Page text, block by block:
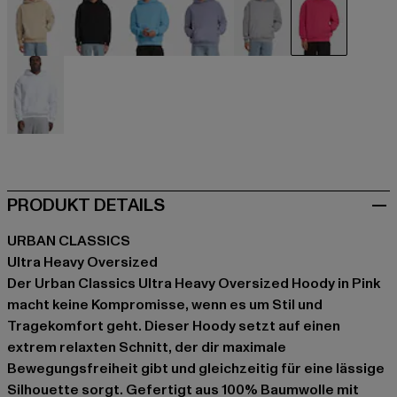
beige
PRODUKT DETAILS
URBAN CLASSICS
Ultra Heavy Oversized
Der Urban Classics Ultra Heavy Oversized Hoody in Pink
macht keine Kompromisse, wenn es um Stil und
Tragekomfort geht. Dieser Hoody setzt auf einen
extrem relaxten Schnitt, der dir maximale
Bewegungsfreiheit gibt und gleichzeitig für eine lässige
Silhouette sorgt. Gefertigt aus 100% Baumwolle mit